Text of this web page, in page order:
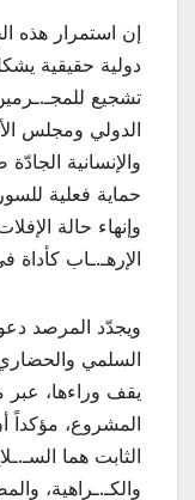
إن استمرار هذه
دولية حقيقية
تشجيع
الدولي ومجلس
والإنسانية
حماية فعلية
وإنهاء حالة
الإرهـ.ـاب كأداة
ويجدّد المرصد
السلمي
يقف وراءها، عبر
المشروع، مؤكداً
الثابت هما
والكـ.ـراهية،